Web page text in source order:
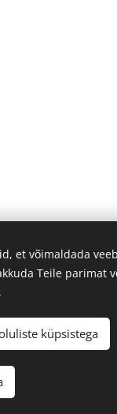
by
et võimaldada
Teile parimat
küpsistega